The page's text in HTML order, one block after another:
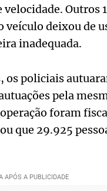
Outros
deixou de
inadequada.
os policiais
pela
foram
que 29.925